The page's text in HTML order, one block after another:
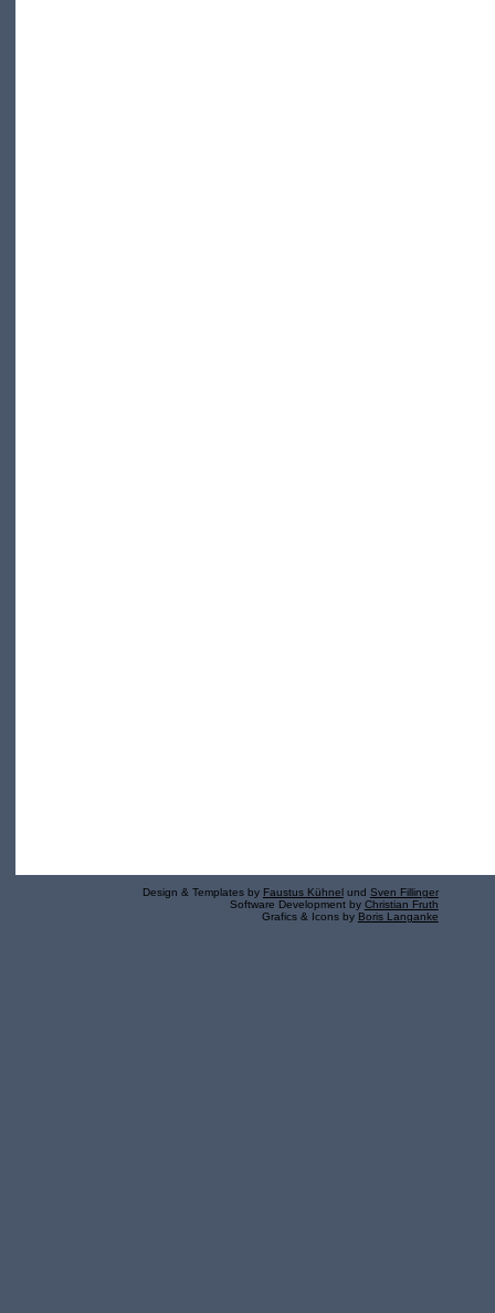
Design & Templates by Faustus Kühnel und Sven Fillinger
Software Development by Christian Fruth
Grafics & Icons by Boris Langanke